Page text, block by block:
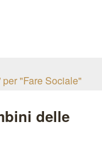
per "Fare Sociale"
delle